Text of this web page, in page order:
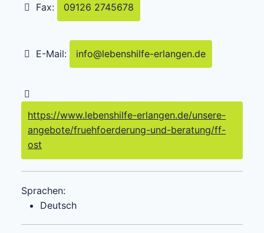
Fax: 09126 2745678
E-Mail: info@lebenshilfe-erlangen.de
https://www.lebenshilfe-erlangen.de/unsere-
angebote/fruehfoerderung-und-beratung/ff-
ost
Sprachen:
Deutsch